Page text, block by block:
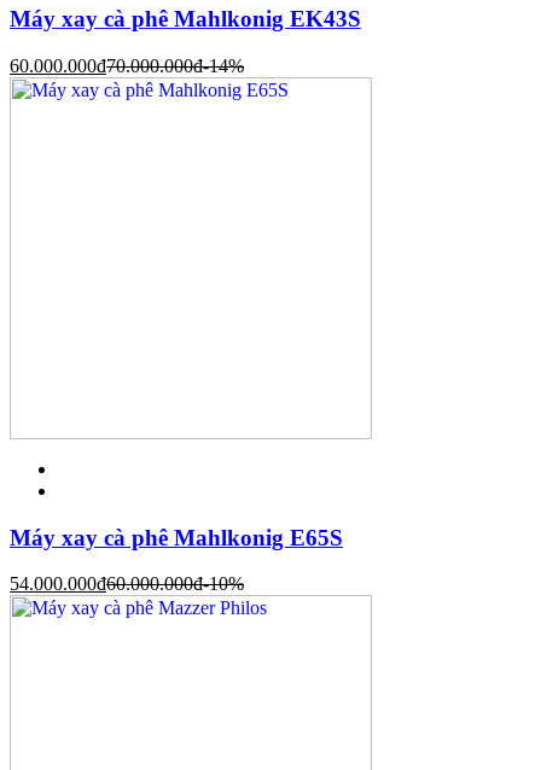
Máy xay cà phê Mahlkonig EK43S
60.000.000đ70.000.000đ-14%
Máy xay cà phê Mahlkonig E65S
54.000.000đ60.000.000đ-10%